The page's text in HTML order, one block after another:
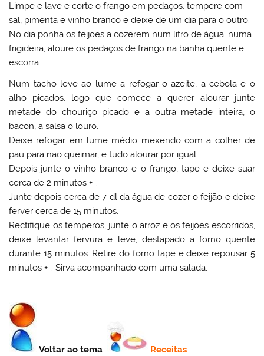
Limpe e lave e corte o frango em pedaços, tempere com
sal, pimenta e vinho branco e deixe de um dia para o outro.
No dia ponha os feijões a cozerem num litro de água; numa
frigideira, aloure os pedaços de frango na banha quente e
escorra.
Num tacho leve ao lume a refogar o azeite, a cebola e o
alho picados, logo que comece a querer alourar junte
metade do chouriço picado e a outra metade inteira, o
bacon, a salsa o louro.
Deixe refogar em lume médio mexendo com a colher de
pau para não queimar, e tudo alourar por igual.
Depois junte o vinho branco e o frango, tape e deixe suar
cerca de 2 minutos +-.
Junte depois cerca de 7 dl da água de cozer o feijão e deixe
ferver cerca de 15 minutos.
Rectifique os temperos, junte o arroz e os feijões escorridos,
deixe levantar fervura e leve, destapado a forno quente
durante 15 minutos. Retire do forno tape e deixe repousar 5
minutos +-. Sirva acompanhado com uma salada.
Voltar ao tema:
Receitas